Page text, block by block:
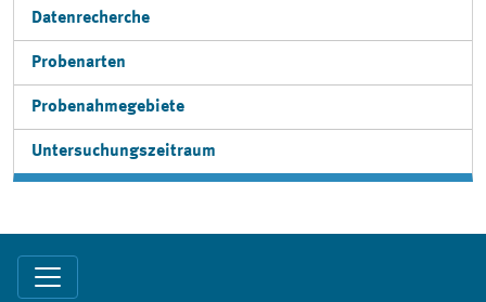
Datenrecherche
Probenarten
Probenahmegebiete
Untersuchungszeitraum